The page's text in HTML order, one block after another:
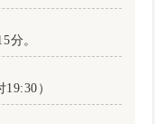
分。
19:30）